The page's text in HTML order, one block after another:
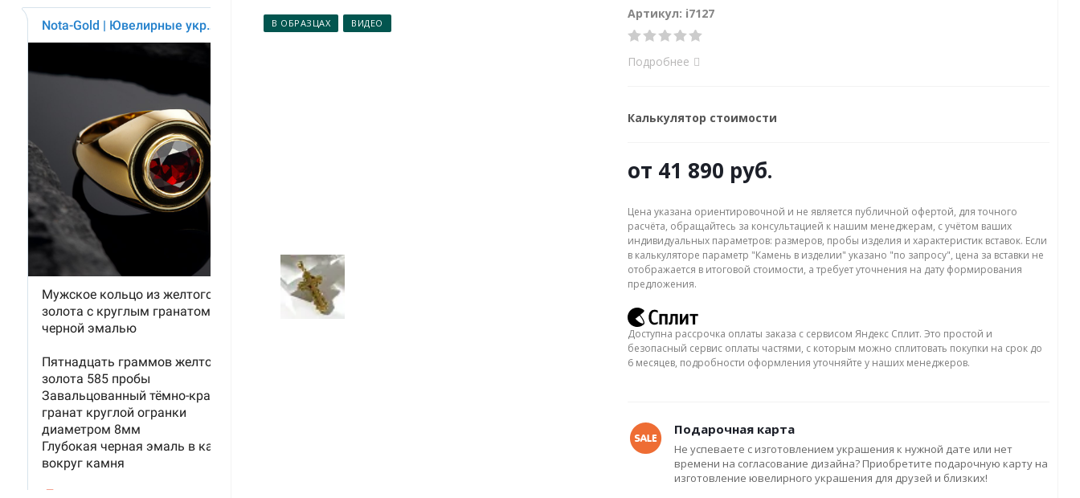
В ОБРАЗЦАХ ВИДЕО
Артикул: i7127
Подробнее
Калькулятор стоимости
от 41 890 руб.
Цена указана ориентировочной и не является публичной офертой, для точного
расчёта, обращайтесь за консультацией к нашим менеджерам, с учётом ваших
индивидуальных параметров: размеров, пробы изделия и характеристик вставок. Если
в калькуляторе параметр "Камень в изделии" указано "по запросу", цена за вставки не
отображается в итоговой стоимости, а требует уточнения на дату формирования
предложения.
Доступна рассрочка оплаты заказа с сервисом Яндекс Сплит. Это простой и
безопасный сервис оплаты частями, с которым можно сплитовать покупки на срок до
6 месяцев, подробности оформления уточняйте у наших менеджеров.
Подарочная карта
Не успеваете с изготовлением украшения к нужной дате или нет
времени на согласование дизайна? Приобретите подарочную карту на
изготовление ювелирного украшения для друзей и близких!